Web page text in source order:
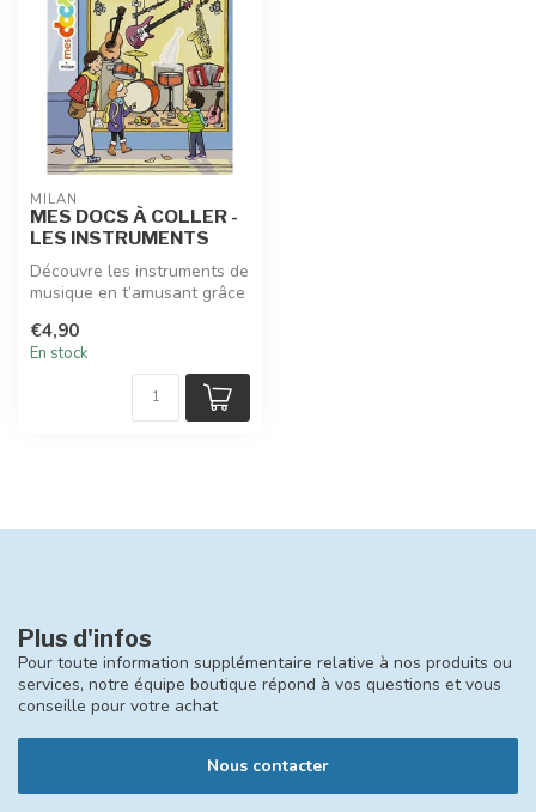
MILAN
MES DOCS À COLLER -
LES INSTRUMENTS
Découvre les instruments de
musique en t’amusant grâce
€4,90
En stock
Plus d'infos
Pour toute information supplémentaire relative à nos produits ou
services, notre équipe boutique répond à vos questions et vous
conseille pour votre achat
Nous contacter